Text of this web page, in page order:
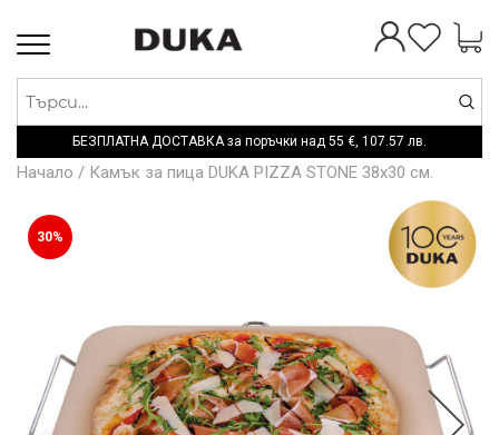
Toggle
БЕЗПЛАТНА ДОСТАВКА за поръчки над 55 €, 107.57 лв.
Начало / Камък за пица DUKA PIZZA STONE 38x30 см.
30%